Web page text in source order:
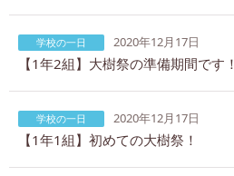
学校の一日 2020年12月17日
【1年2組】大樹祭の準備期間です！
学校の一日 2020年12月17日
【1年1組】初めての大樹祭！